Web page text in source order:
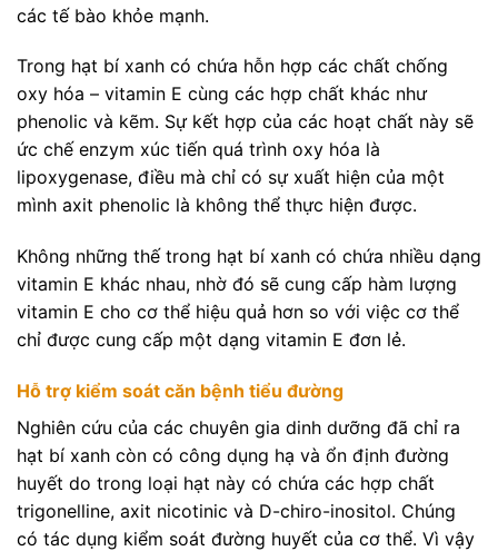
các tế bào khỏe mạnh.
Trong hạt bí xanh có chứa hỗn hợp các chất chống
oxy hóa – vitamin E cùng các hợp chất khác như
phenolic và kẽm. Sự kết hợp của các hoạt chất này sẽ
ức chế enzym xúc tiến quá trình oxy hóa là
lipoxygenase, điều mà chỉ có sự xuất hiện của một
mình axit phenolic là không thể thực hiện được.
Không những thế trong hạt bí xanh có chứa nhiều dạng
vitamin E khác nhau, nhờ đó sẽ cung cấp hàm lượng
vitamin E cho cơ thể hiệu quả hơn so với việc cơ thể
chỉ được cung cấp một dạng vitamin E đơn lẻ.
Hỗ trợ kiểm soát căn bệnh tiểu đường
Nghiên cứu của các chuyên gia dinh dưỡng đã chỉ ra
hạt bí xanh còn có công dụng hạ và ổn định đường
huyết do trong loại hạt này có chứa các hợp chất
trigonelline, axit nicotinic và D-chiro-inositol. Chúng
có tác dụng kiểm soát đường huyết của cơ thể. Vì vậy